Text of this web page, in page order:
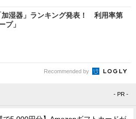
加湿器」ランキング発表！ 利用率第
プ」
Recommended by
- PR -